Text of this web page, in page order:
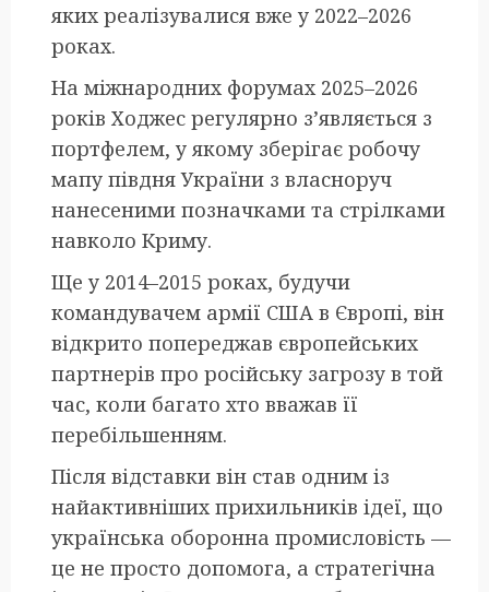
яких реалізувалися вже у 2022–2026
роках.
На міжнародних форумах 2025–2026
років Ходжес регулярно з’являється з
портфелем, у якому зберігає робочу
мапу півдня України з власноруч
нанесеними позначками та стрілками
навколо Криму.
Ще у 2014–2015 роках, будучи
командувачем армії США в Європі, він
відкрито попереджав європейських
партнерів про російську загрозу в той
час, коли багато хто вважав її
перебільшенням.
Після відставки він став одним із
найактивніших прихильників ідеї, що
українська оборонна промисловість —
це не просто допомога, а стратегічна